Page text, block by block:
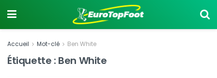
Accueil Mot-clé Ben White
Étiquette : Ben White